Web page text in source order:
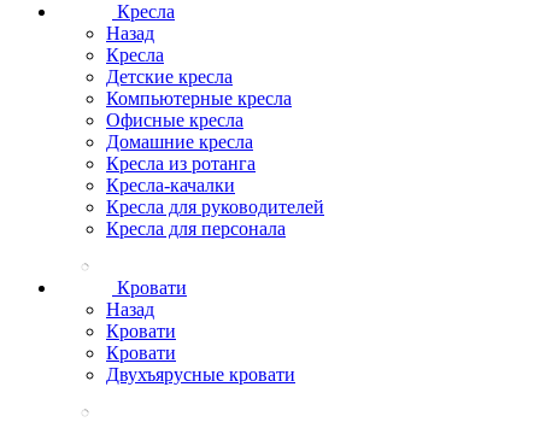
Кресла
Назад
Кресла
Детские кресла
Компьютерные кресла
Офисные кресла
Домашние кресла
Кресла из ротанга
Кресла-качалки
Кресла для руководителей
Кресла для персонала
Кровати
Назад
Кровати
Кровати
Двухъярусные кровати